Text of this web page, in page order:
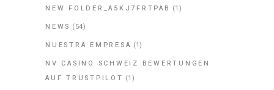
NEW FOLDER_A5KJ7FRTPAB (1)
NEWS (54)
NUESTRA EMPRESA (1)
NV CASINO SCHWEIZ BEWERTUNGEN
AUF TRUSTPILOT (1)